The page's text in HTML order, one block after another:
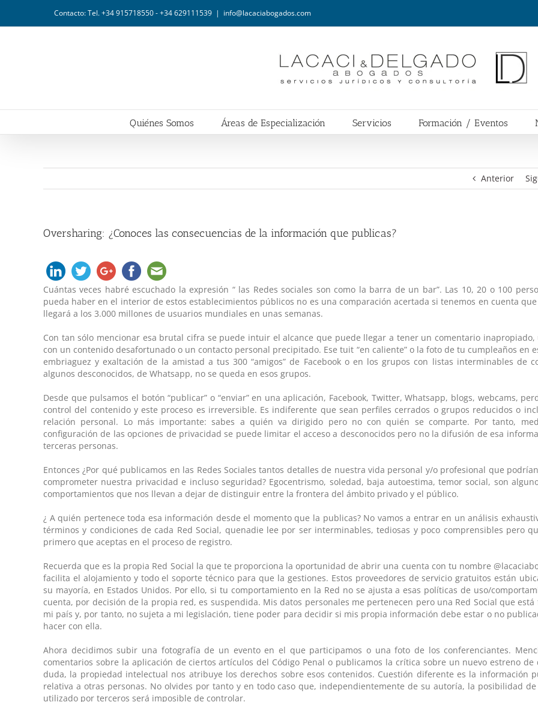
contenido
Contacto: Tel. +34 915718550 - +34 629111539 | info@lacaciabogados.com
Quiénes Somos Áreas de Especialización Servicios Formación / Eventos
Anterior
Oversharing: ¿Conoces las consecuencias de la información que publicas?
Cuántas veces habré escuchado la expresión “ las Redes sociales son como la barra de un bar”. Las 10, 20 o 100
pueda haber en el interior de estos establecimientos públicos no es una comparación acertada si tenemos en cuenta
llegará a los 3.000 millones de usuarios mundiales en unas semanas.
Con tan sólo mencionar esa brutal cifra se puede intuir el alcance que puede llegar a tener un comentario inapropiado,
con un contenido desafortunado o un contacto personal precipitado. Ese tuit “en caliente” o la foto de tu cumpleaños en
embriaguez y exaltación de la amistad a tus 300 “amigos” de Facebook o en los grupos con listas interminables de
algunos desconocidos, de Whatsapp, no se queda en esos grupos.
Desde que pulsamos el botón “publicar” o “enviar” en una aplicación, Facebook, Twitter, Whatsapp, blogs, webcams,
control del contenido y este proceso es irreversible. Es indiferente que sean perfiles cerrados o grupos reducidos o
relación personal. Lo más importante: sabes a quién va dirigido pero no con quién se comparte. Por tanto,
configuración de las opciones de privacidad se puede limitar el acceso a desconocidos pero no la difusión de esa
terceras personas.
Entonces ¿Por qué publicamos en las Redes Sociales tantos detalles de nuestra vida personal y/o profesional que
comprometer nuestra privacidad e incluso seguridad? Egocentrismo, soledad, baja autoestima, temor social, son
comportamientos que nos llevan a dejar de distinguir entre la frontera del ámbito privado y el público.
¿ A quién pertenece toda esa información desde el momento que la publicas? No vamos a entrar en un análisis
términos y condiciones de cada Red Social, quenadie lee por ser interminables, tediosas y poco comprensibles pero
primero que aceptas en el proceso de registro.
Recuerda que es la propia Red Social la que te proporciona la oportunidad de abrir una cuenta con tu nombre
facilita el alojamiento y todo el soporte técnico para que la gestiones. Estos proveedores de servicio gratuitos están
su mayoría, en Estados Unidos. Por ello, si tu comportamiento en la Red no se ajusta a esas políticas de uso/
cuenta, por decisión de la propia red, es suspendida. Mis datos personales me pertenecen pero una Red Social que está
mi país y, por tanto, no sujeta a mi legislación, tiene poder para decidir si mis propia información debe estar o no
hacer con ella.
Ahora decidimos subir una fotografía de un evento en el que participamos o una foto de los conferenciantes.
comentarios sobre la aplicación de ciertos artículos del Código Penal o publicamos la crítica sobre un nuevo estreno de
duda, la propiedad intelectual nos atribuye los derechos sobre esos contenidos. Cuestión diferente es la información
relativa a otras personas. No olvides por tanto y en todo caso que, independientemente de su autoría, la posibilidad de
utilizado por terceros será imposible de controlar.